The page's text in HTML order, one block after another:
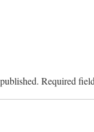
Required